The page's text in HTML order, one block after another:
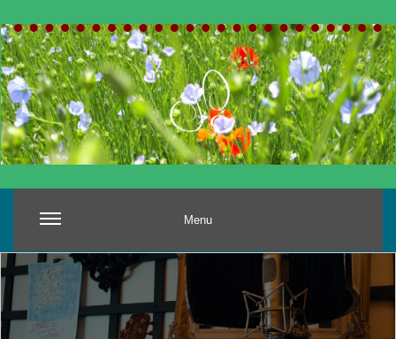
Menu